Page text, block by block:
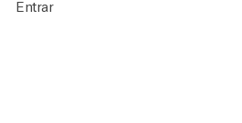
Entrar